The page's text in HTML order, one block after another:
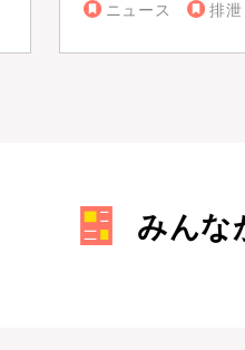
ニュース 排泄
みんな